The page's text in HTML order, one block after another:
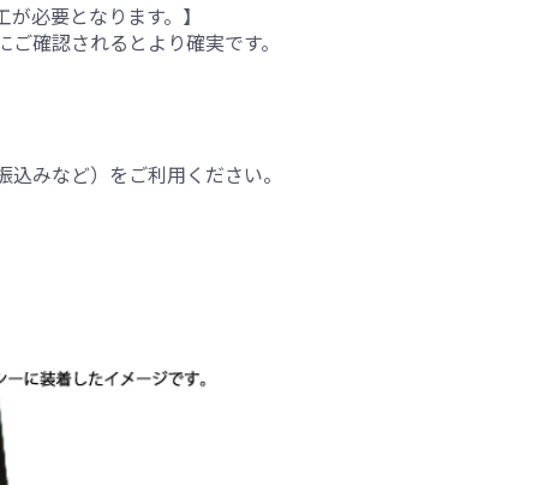
必要となります。】
確認されるとより確実です。
みなど）をご利用ください。